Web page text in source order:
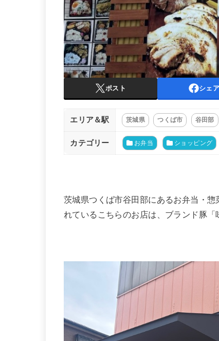
ポスト シェア
エリア＆駅 茨城県 つくば市 谷田部
カテゴリー お弁当 ショッピング
茨城県つくば市谷田部にあるお弁当・
れているこちらのお店は、ブランド豚「